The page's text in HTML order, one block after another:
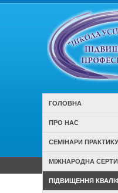
ГОЛОВНА
ПРО НАС
СЕМІНАРИ
МІЖНАРОДНА
ПІДВИЩЕННЯ